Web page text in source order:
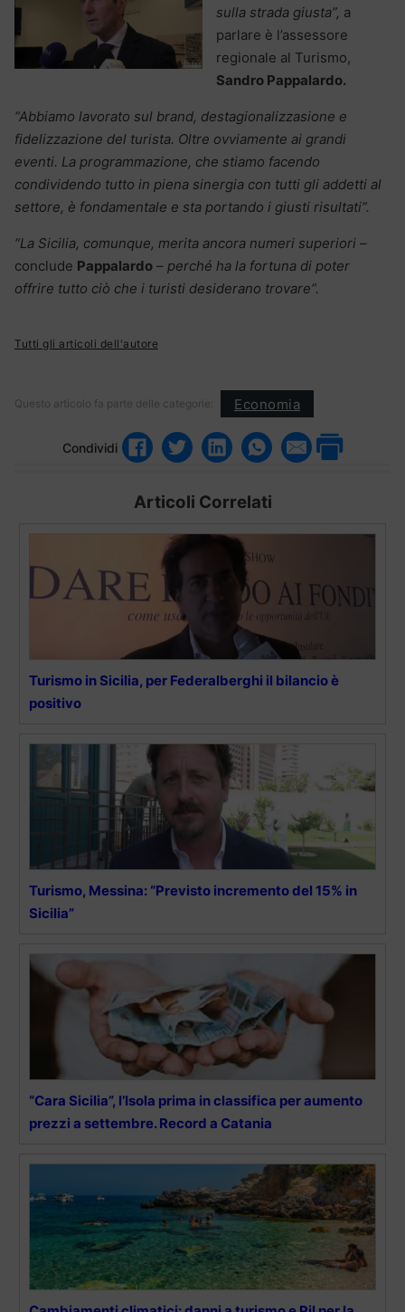
sulla strada giusta”, a
parlare è l’assessore
regionale al Turismo,
Sandro Pappalardo.
“Abbiamo lavorato sul brand, destagionalizzasione e
fidelizzazione del turista. Oltre ovviamente ai grandi
eventi. La programmazione, che stiamo facendo
condividendo tutto in piena sinergia con tutti gli addetti al
settore, è fondamentale e sta portando i giusti risultati”.
“La Sicilia, comunque, merita ancora numeri superiori –
conclude Pappalardo – perché ha la fortuna di poter
offrire tutto ciò che i turisti desiderano trovare”.
Tutti gli articoli dell'autore
Questo articolo fa parte delle categorie: Economia
Condividi
Articoli Correlati
Turismo in Sicilia, per Federalberghi il bilancio è
positivo
Turismo, Messina: “Previsto incremento del 15% in
Sicilia”
“Cara Sicilia”, l’Isola prima in classifica per aumento
prezzi a settembre. Record a Catania